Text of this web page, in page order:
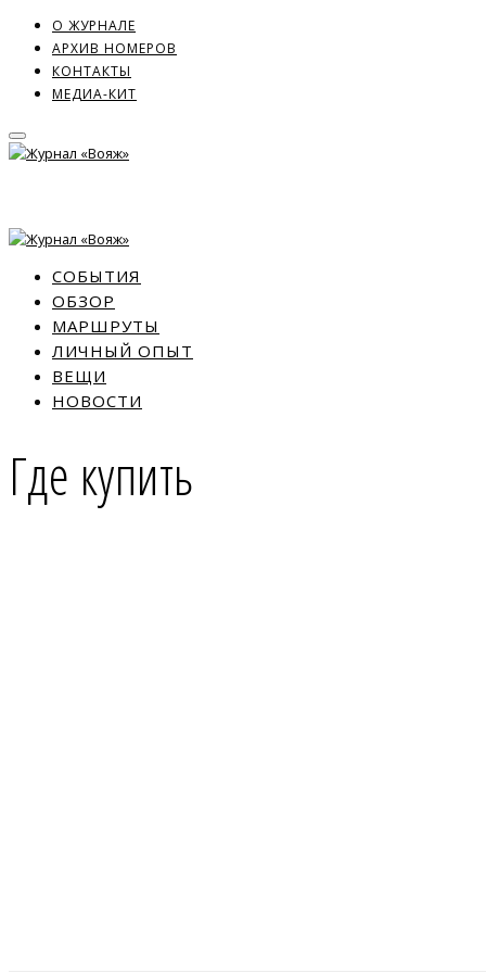
О ЖУРНАЛЕ
АРХИВ НОМЕРОВ
КОНТАКТЫ
МЕДИА-КИТ
СОБЫТИЯ
ОБЗОР
МАРШРУТЫ
ЛИЧНЫЙ ОПЫТ
ВЕЩИ
НОВОСТИ
Где купить